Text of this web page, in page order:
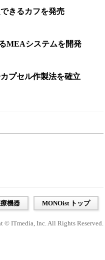
きるカフを発売
MEAシステムを開発
プセル作製法を確立
療機器 MONOist トップ
© ITmedia, Inc. All Rights Reserved.